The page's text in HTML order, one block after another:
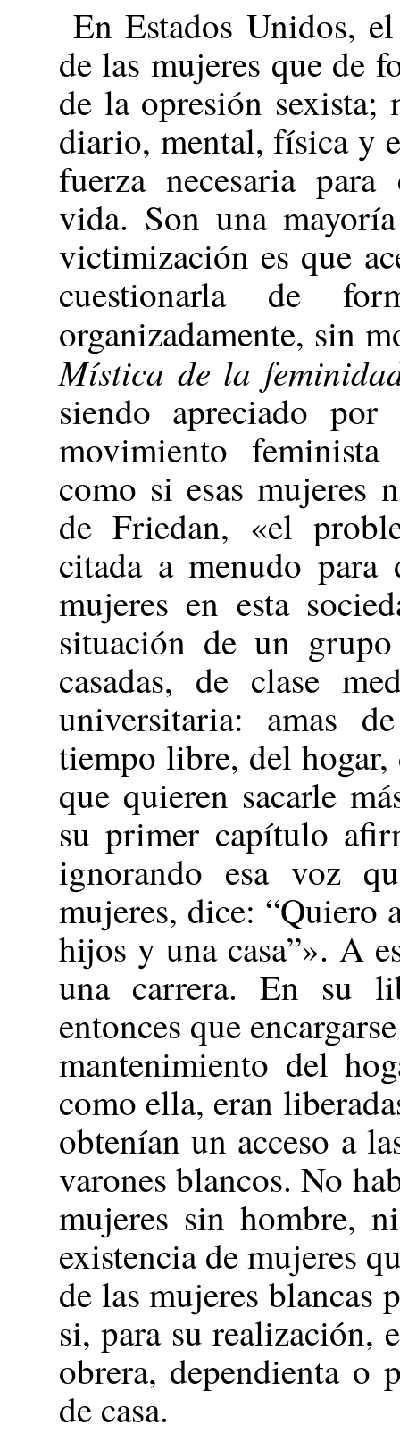
En Estados Unidos,
de las mujeres que de
de la opresión sexista;
diario, mental, física y
fuerza necesaria
vida. Son una
victimización es que
cuestionarla de
organizadamente, sin
Mística de la
siendo apreciado
movimiento
como si esas mujeres
de Friedan, «el
citada a menudo
mujeres en esta
situación de un
casadas, de clase
universitaria: amas
tiempo libre, del
que quieren sacarle
su primer capítulo
ignorando esa voz
mujeres, dice: “Quiero
hijos y una casa”». A
una carrera. En su
entonces que
mantenimiento del
como ella, eran
obtenían un acceso a
varones blancos. No
mujeres sin hombre,
existencia de mujeres
de las mujeres blancas
si, para su realización,
obrera, dependienta o
de casa.